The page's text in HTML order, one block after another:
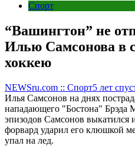
Спорт
“Вашингтон” не
Илью Самсонова в
хоккею
NEWSru.com :: Спорт5 лет
Илья Самсонов на днях
нападающего "Бостона" Брэда
эпизодов Самсонов выкатился
форвард ударил его клюшкой
упал на лед.